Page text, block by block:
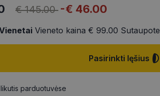
€ 145.00 -€ 46.00
Vieneto kaina € 99.00 Sutaupote
Pasirinkti lęšius
parduotuvėse